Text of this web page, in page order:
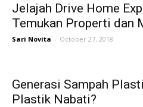
Jelajah Drive Home
Temukan Properti dan
Sari Novita - October 27, 2018
Generasi Sampah
Plastik Nabati?